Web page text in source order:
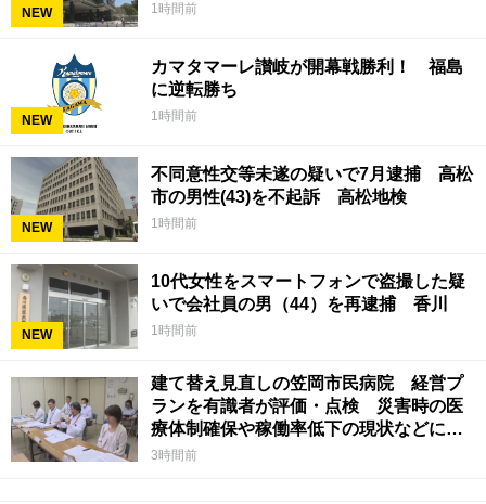
NEW 1時間前
NEW
カマタマーレ讃岐が開幕戦勝利！ 福島
に逆転勝ち
1時間前
NEW
不同意性交等未遂の疑いで7月逮捕 高松
市の男性(43)を不起訴 高松地検
1時間前
NEW
10代女性をスマートフォンで盗撮した疑
いで会社員の男（44）を再逮捕 香川
1時間前
建て替え見直しの笠岡市民病院 経営プ
ランを有識者が評価・点検 災害時の医
療体制確保や稼働率低下の現状などに意
見 岡山
3時間前